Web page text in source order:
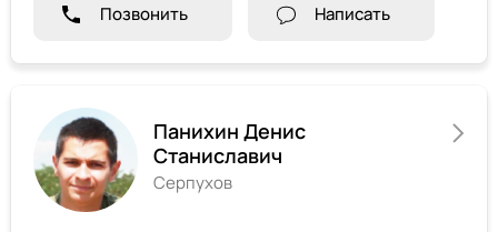
Позвонить Написать
Панихин Денис
Станиславич
Серпухов